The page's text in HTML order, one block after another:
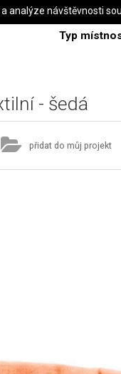
Typ
- šedá
přidat do můj projekt
analýze návštěvnosti